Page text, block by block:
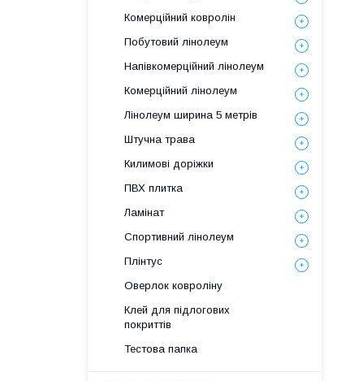
Комерційний ковролін
Побутовий лінолеум
Напівкомерційний лінолеум
Комерційний лінолеум
Лінолеум ширина 5 метрів
Штучна трава
Килимові доріжки
ПВХ плитка
Ламінат
Спортивний лінолеум
Плінтус
Оверлок ковроліну
Клей для підлогових
покриттів
Тестова папка